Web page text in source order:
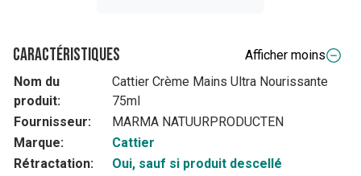
Caractéristiques
Afficher moins
Nom du
produit:
Cattier Crème Mains Ultra Nourissante
75ml
Fournisseur:
MARMA NATUURPRODUCTEN
Marque:
Cattier
Rétractation:
Oui, sauf si produit descellé